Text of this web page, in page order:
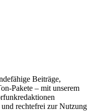
Beiträge,
Pakete – mit unserem
rechtefrei zur Nutzung